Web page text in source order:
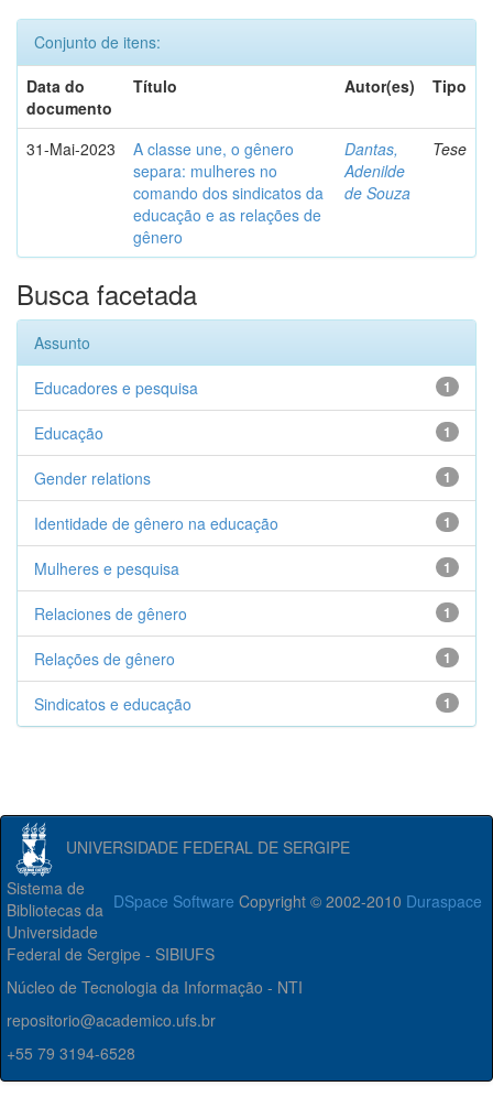
Conjunto de itens:
Data do
documento
Título Autor(es) Tipo
31-Mai-2023
A classe une, o gênero
separa: mulheres no
comando dos sindicatos da
educação e as relações de
gênero
Dantas,
Adenilde
de Souza
Tese
Busca facetada
Assunto
1
Educadores e pesquisa
1
Educação
1
Gender relations
1
Identidade de gênero na educação
1
Mulheres e pesquisa
1
Relaciones de gênero
1
Relações de gênero
1
Sindicatos e educação
UNIVERSIDADE FEDERAL DE SERGIPE
DSpace Software Copyright © 2002-2010 Duraspace
Sistema de
Bibliotecas da
Universidade
Federal de Sergipe - SIBIUFS
Núcleo de Tecnologia da Informação - NTI
repositorio@academico.ufs.br
+55 79 3194-6528